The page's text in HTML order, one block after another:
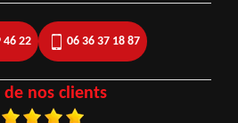
46 22 06 36 37 18 87
de nos clients